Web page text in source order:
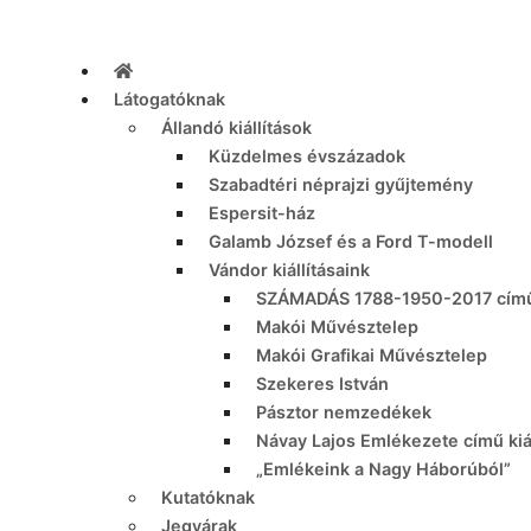
Látogatóknak
Állandó kiállítások
Küzdelmes évszázadok
Szabadtéri néprajzi gyűjtemény
Espersit-ház
Galamb József és a Ford T-modell
Vándor kiállításaink
SZÁMADÁS 1788-1950-2017
Makói Művésztelep
Makói Grafikai Művésztelep
Szekeres István
Pásztor nemzedékek
Návay Lajos Emlékezete című
„Emlékeink a Nagy Háborúból”
Kutatóknak
Jegyárak